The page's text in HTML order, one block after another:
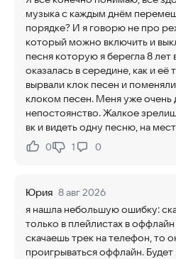
музыка с каждым днём
порядке? И я говорю не про
который можно включить и
песня которую я берегла 8
оказалась в середине, как и
вырвали клок песен и
клоком песен. Меня уже очень
непостоянство. Жалкое
вк и видеть одну песню, на
Нравится:
0Не нравится:
1 0
Юрия 8 авг 2026
я нашла небольшую ошибку:
только в плейлистах в
скачаешь трек на телефон, то
проигрываться оффлайн.